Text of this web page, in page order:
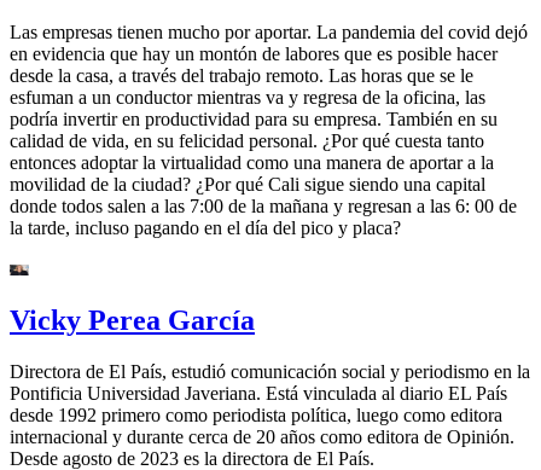
Las empresas tienen mucho por aportar. La pandemia del covid dejó
en evidencia que hay un montón de labores que es posible hacer
desde la casa, a través del trabajo remoto. Las horas que se le
esfuman a un conductor mientras va y regresa de la oficina, las
podría invertir en productividad para su empresa. También en su
calidad de vida, en su felicidad personal. ¿Por qué cuesta tanto
entonces adoptar la virtualidad como una manera de aportar a la
movilidad de la ciudad? ¿Por qué Cali sigue siendo una capital
donde todos salen a las 7:00 de la mañana y regresan a las 6: 00 de
la tarde, incluso pagando en el día del pico y placa?
Vicky Perea García
Directora de El País, estudió comunicación social y periodismo en la
Pontificia Universidad Javeriana. Está vinculada al diario EL País
desde 1992 primero como periodista política, luego como editora
internacional y durante cerca de 20 años como editora de Opinión.
Desde agosto de 2023 es la directora de El País.